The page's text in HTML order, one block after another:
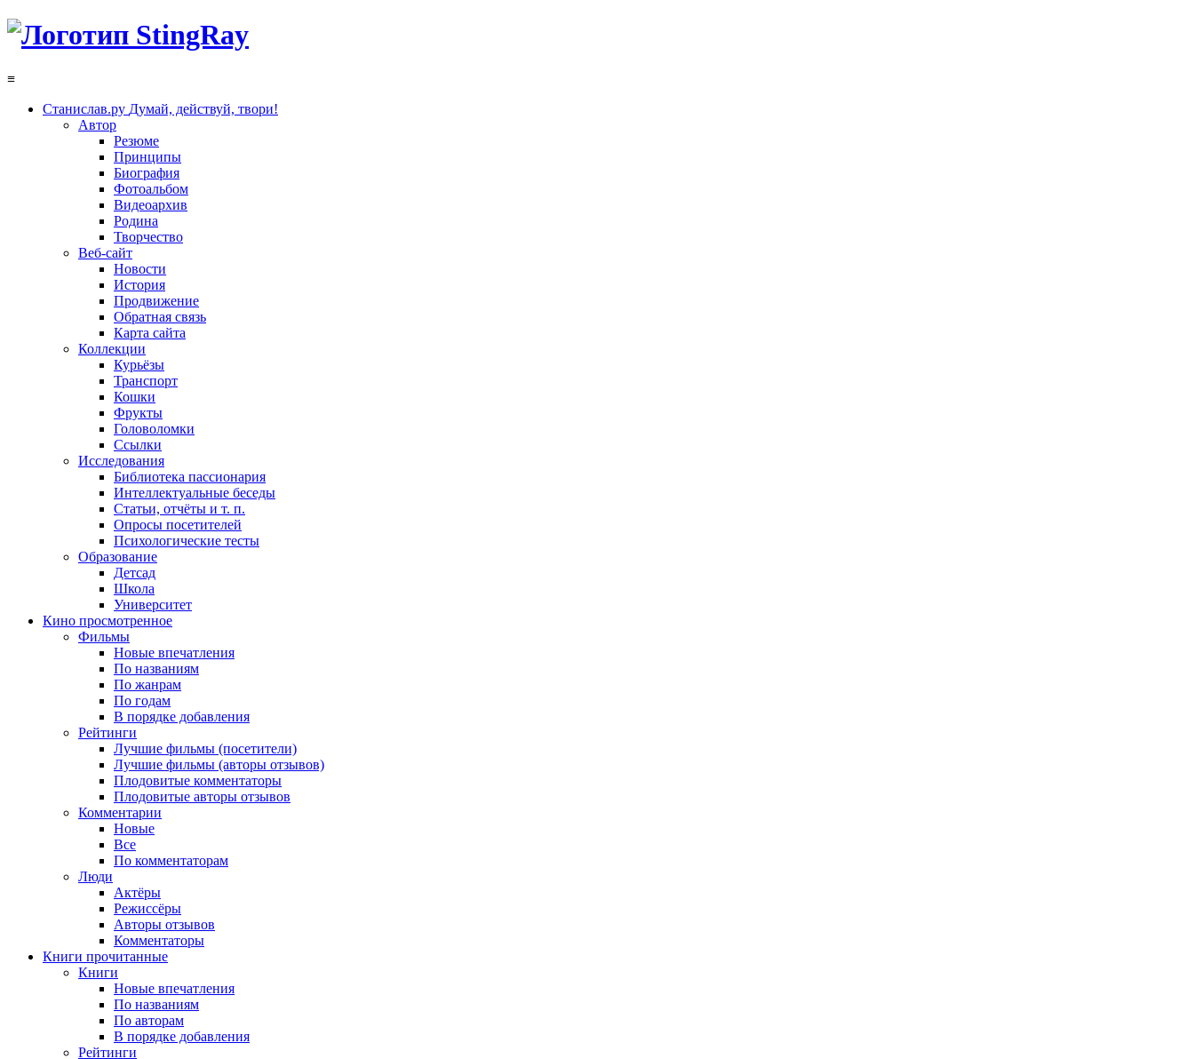
≡
Станислав.ру Думай, действуй, твори!
Автор
Резюме
Принципы
Биография
Фотоальбом
Видеоархив
Родина
Творчество
Веб-сайт
Новости
История
Продвижение
Обратная связь
Карта сайта
Коллекции
Курьёзы
Транспорт
Кошки
Фрукты
Головоломки
Ссылки
Исследования
Библиотека пассионария
Интеллектуальные беседы
Статьи, отчёты и т. п.
Опросы посетителей
Психологические тесты
Образование
Детсад
Школа
Университет
Кино просмотренное
Фильмы
Новые впечатления
По названиям
По жанрам
По годам
В порядке добавления
Рейтинги
Лучшие фильмы (посетители)
Лучшие фильмы (авторы отзывов)
Плодовитые комментаторы
Плодовитые авторы отзывов
Комментарии
Новые
Все
По комментаторам
Люди
Актёры
Режиссёры
Авторы отзывов
Комментаторы
Книги прочитанные
Книги
Новые впечатления
По названиям
По авторам
В порядке добавления
Рейтинги